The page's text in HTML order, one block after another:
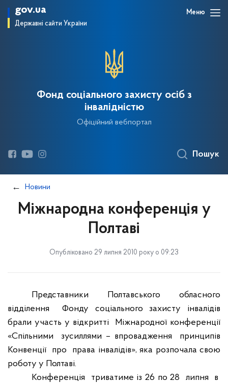
gov.ua
Державні сайти України
Меню
Фонд соціального захисту осіб з
інвалідністю
Офіційний вебпортал
Пошук
Новини
Міжнародна конференція у
Полтаві
Опубліковано 29 липня 2010 року о 09:23
Представники Полтавського
обласного
відділення
Фонду соціального захисту інвалідів
брали участь у відкритті
Міжнародної конференції
«Спільними
зусиллями – впровадження
принципів
Конвенції
про
права інвалідів», яка розпочала свою
роботу у Полтаві.
Конференція
триватиме із 26 по 28 липня
в